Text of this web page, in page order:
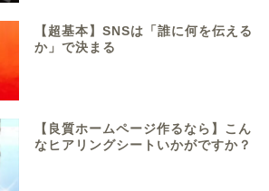
【超基本】SNSは「誰に何を伝える
か」で決まる
【良質ホームページ作るなら】こん
なヒアリングシートいかがですか？